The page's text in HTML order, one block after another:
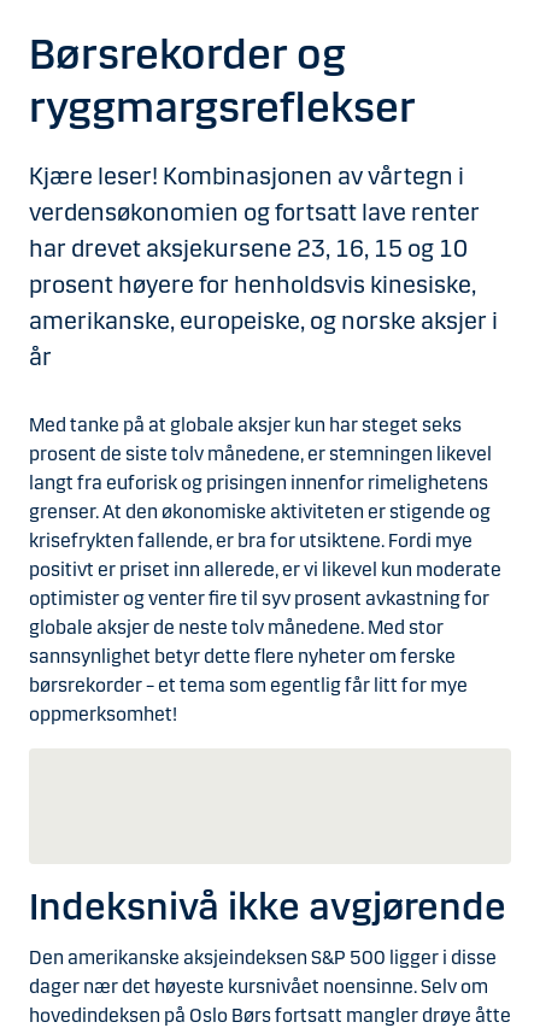
Børsrekorder og
ryggmargsreflekser
Kjære leser! Kombinasjonen av vårtegn i
verdensøkonomien og fortsatt lave renter
har drevet aksjekursene 23, 16, 15 og 10
prosent høyere for henholdsvis kinesiske,
amerikanske, europeiske, og norske aksjer i
år
Med tanke på at globale aksjer kun har steget seks
prosent de siste tolv månedene, er stemningen likevel
langt fra euforisk og prisingen innenfor rimelighetens
grenser. At den økonomiske aktiviteten er stigende og
krisefrykten fallende, er bra for utsiktene. Fordi mye
positivt er priset inn allerede, er vi likevel kun moderate
optimister og venter fire til syv prosent avkastning for
globale aksjer de neste tolv månedene. Med stor
sannsynlighet betyr dette flere nyheter om ferske
børsrekorder – et tema som egentlig får litt for mye
oppmerksomhet!
Indeksnivå ikke avgjørende
Den amerikanske aksjeindeksen S&P 500 ligger i disse
dager nær det høyeste kursnivået noensinne. Selv om
hovedindeksen på Oslo Børs fortsatt mangler drøye åtte